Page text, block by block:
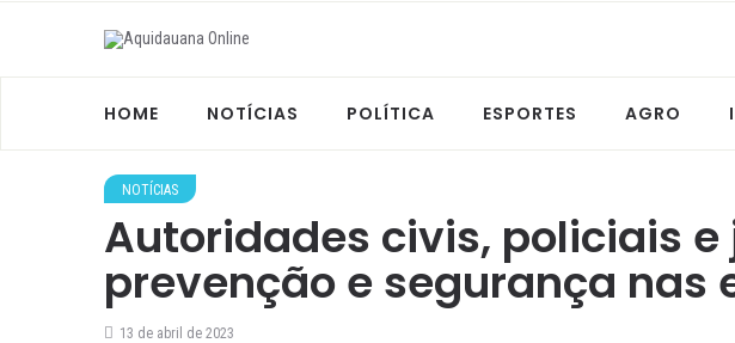
HOME NOTÍCIAS POLÍTICA ESPORTES AGRO
NOTÍCIAS
Autoridades civis, policiais
prevenção e segurança nas
13 de abril de 2023